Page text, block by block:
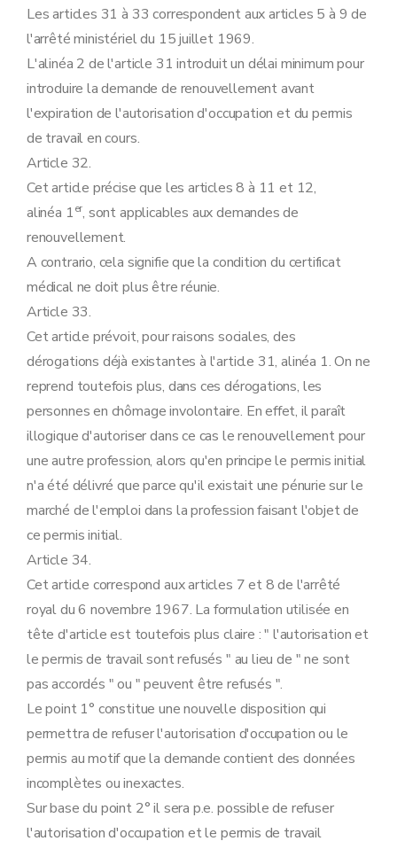
Les articles 31 à 33 correspondent aux articles 5 à 9 de
l'arrêté ministériel du 15 juillet 1969.
L'alinéa 2 de l'article 31 introduit un délai minimum pour
introduire la demande de renouvellement avant
l'expiration de l'autorisation d'occupation et du permis
de travail en cours.
Article 32.
Cet article précise que les articles 8 à 11 et 12,
alinéa 1er, sont applicables aux demandes de
renouvellement.
A contrario, cela signifie que la condition du certificat
médical ne doit plus être réunie.
Article 33.
Cet article prévoit, pour raisons sociales, des
dérogations déjà existantes à l'article 31, alinéa 1. On ne
reprend toutefois plus, dans ces dérogations, les
personnes en chômage involontaire. En effet, il paraît
illogique d'autoriser dans ce cas le renouvellement pour
une autre profession, alors qu'en principe le permis initial
n'a été délivré que parce qu'il existait une pénurie sur le
marché de l'emploi dans la profession faisant l'objet de
ce permis initial.
Article 34.
Cet article correspond aux articles 7 et 8 de l'arrêté
royal du 6 novembre 1967. La formulation utilisée en
tête d'article est toutefois plus claire : " l'autorisation et
le permis de travail sont refusés " au lieu de " ne sont
pas accordés " ou " peuvent être refusés ".
Le point 1° constitue une nouvelle disposition qui
permettra de refuser l'autorisation d'occupation ou le
permis au motif que la demande contient des données
incomplètes ou inexactes.
Sur base du point 2° il sera p.e. possible de refuser
l'autorisation d'occupation et le permis de travail